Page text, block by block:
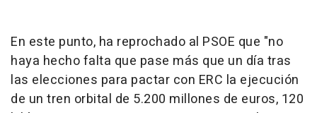
En este punto, ha reprochado al PSOE que "no
haya hecho falta que pase más que un día tras
las elecciones para pactar con ERC la ejecución
de un tren orbital de 5.200 millones de euros, 120